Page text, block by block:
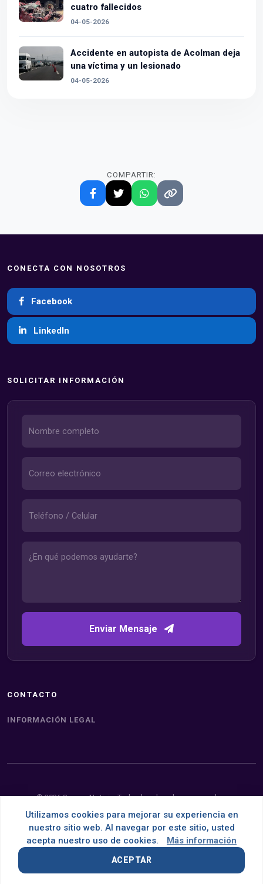
cuatro fallecidos
04-05-2026
Accidente en autopista de Acolman deja
una víctima y un lesionado
04-05-2026
COMPARTIR:
CONECTA CON NOSOTROS
Facebook
LinkedIn
SOLICITAR INFORMACIÓN
Enviar Mensaje
CONTACTO
INFORMACIÓN LEGAL
© 2026 Somos Noticia. Todos los derechos reservados.
Desarrollado con por OMNES
Utilizamos cookies para mejorar su experiencia en
nuestro sitio web. Al navegar por este sitio, usted
acepta nuestro uso de cookies.
Más información
ACEPTAR